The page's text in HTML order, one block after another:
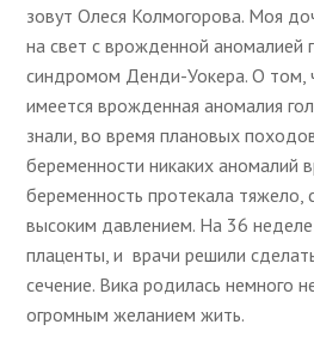
зовут Олеся Колмогорова. Моя
на свет с врожденной аномалией
синдромом Денди-Уокера. О том,
имеется врожденная аномалия
знали, во время плановых
беременности никаких аномалий
беременность протекала тяжело,
высоким давлением. На 36
плаценты, и врачи решили
сечение. Вика родилась немного
огромным желанием жить.